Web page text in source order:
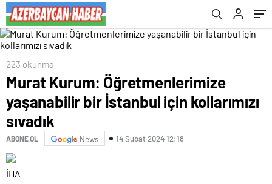
223 okunma
Murat Kurum: Öğretmenlerimize
yaşanabilir bir İstanbul için kollarımızı
sıvadık
ABONE OL News 14 Şubat 2024 12:18
İHA